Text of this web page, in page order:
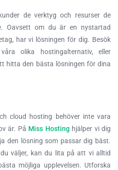
de verktyg och resurser de
Oavsett om du är en nystartad
har vi lösningen för dig. Besök
olika hostingalternativ, eller
hitta den bästa lösningen för dina
cloud hosting behöver inte vara
är. På Miss Hosting hjälper vi dig
den lösning som passar dig bäst.
väljer, kan du lita på att vi alltid
möjliga upplevelsen. Utforska